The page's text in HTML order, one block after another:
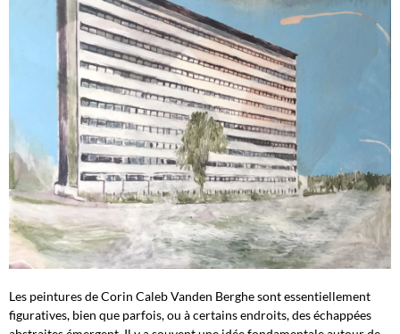
Les peintures de Corin Caleb Vanden Berghe sont essentiellement
figuratives, bien que parfois, ou à certains endroits, des échappées